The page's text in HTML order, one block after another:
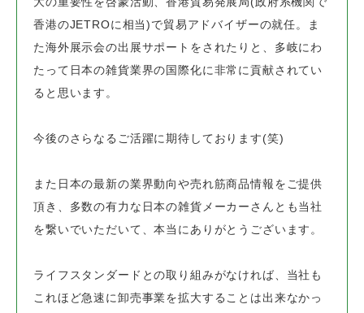
香港のJETROに相当)で貿易アドバイザーの就任。
ま
た海外展示会の出展サポートをされたりと、 多岐にわ
たって日本の雑貨業界の国際化に非常に貢献されてい
ると思います。
今後のさらなるご活躍に期待しております(笑)
また日本の最新の業界動向や売れ筋商品情報をご提供
頂き、 多数の有力な日本の雑貨メーカーさんとも当社
を繋いでいただいて、本当にありがとうございます。
ライフスタンダードとの取り組みがなければ、当社も
これほど急速に卸売事業を拡大することは出来なかっ